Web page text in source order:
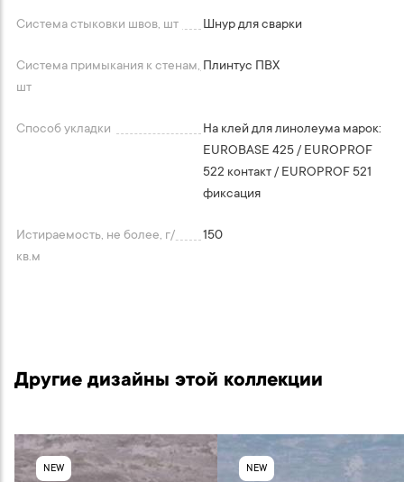
Система стыковки швов, шт Шнур для сварки
Система примыкания к стенам,
шт
Плинтус ПВХ
Способ укладки
На клей для линолеума марок:
EUROBASE 425 / EUROPROF
522 контакт / EUROPROF 521
фиксация
Истираемость, не более, г/
кв.м
150
Другие дизайны этой коллекции
NEW NEW